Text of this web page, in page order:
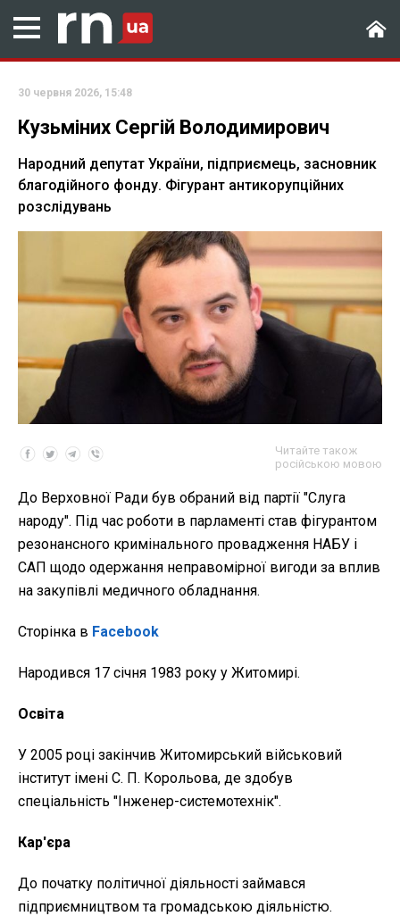
30 червня 2026, 15:48
Кузьміних Сергій Володимирович
Народний депутат України, підприємець, засновник
благодійного фонду. Фігурант антикорупційних
розслідувань
Читайте також
російською мовою
До Верховної Ради був обраний від партії "Слуга
народу". Під час роботи в парламенті став фігурантом
резонансного кримінального провадження НАБУ і
САП щодо одержання неправомірної вигоди за вплив
на закупівлі медичного обладнання.
Сторінка в Facebook
Народився 17 січня 1983 року у Житомирі.
Освіта
У 2005 році закінчив Житомирський військовий
інститут імені С. П. Корольова, де здобув
спеціальність "Інженер-системотехнік".
Кар'єра
До початку політичної діяльності займався
підприємництвом та громадською діяльністю.